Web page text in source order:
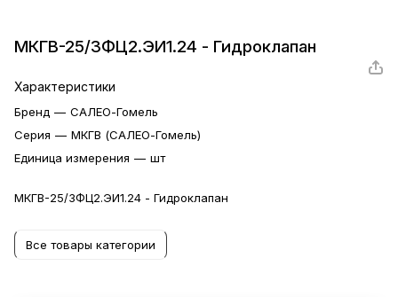
МКГВ-25/3ФЦ2.ЭИ1.24 - Гидроклапан
Характеристики
Бренд — САЛЕО-Гомель
Серия — МКГВ (САЛЕО-Гомель)
Единица измерения — шт
МКГВ-25/3ФЦ2.ЭИ1.24 - Гидроклапан
Все товары категории